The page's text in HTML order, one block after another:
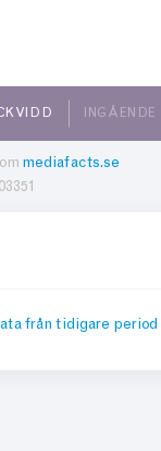
mediafacts.se
från tidigare period